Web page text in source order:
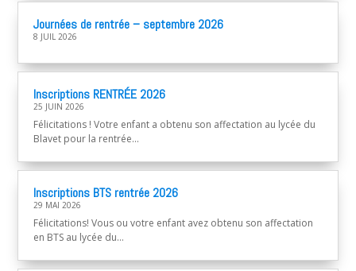
Journées de rentrée – septembre 2026
8 JUIL 2026
Inscriptions RENTRÉE 2026
25 JUIN 2026
Félicitations ! Votre enfant a obtenu son affectation au lycée du
Blavet pour la rentrée...
Inscriptions BTS rentrée 2026
29 MAI 2026
Félicitations! Vous ou votre enfant avez obtenu son affectation
en BTS au lycée du...